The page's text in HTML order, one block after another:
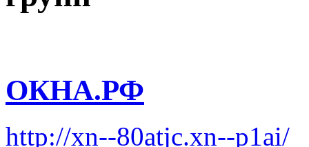
ОКНА.РФ
http://xn--80atjc.xn--p1ai/